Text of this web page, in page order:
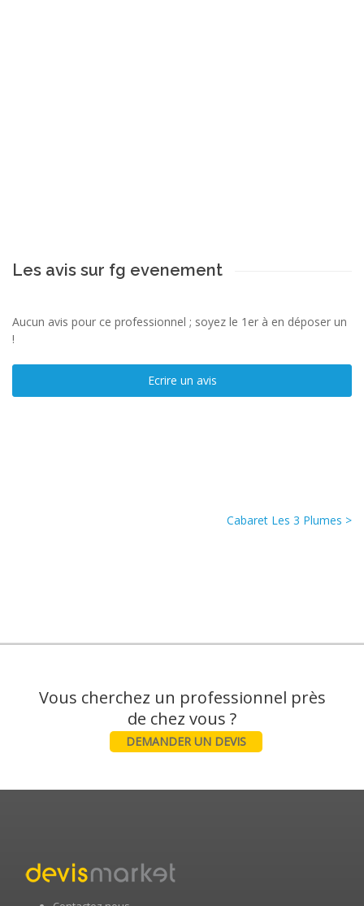
Les avis sur fg evenement
Aucun avis pour ce professionnel ; soyez le 1er à en déposer un
!
Ecrire un avis
Cabaret Les 3 Plumes >
Vous cherchez un professionnel près
DEMANDER UN DEVIS